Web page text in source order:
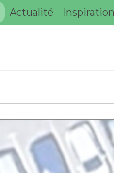
Actualité Inspiration